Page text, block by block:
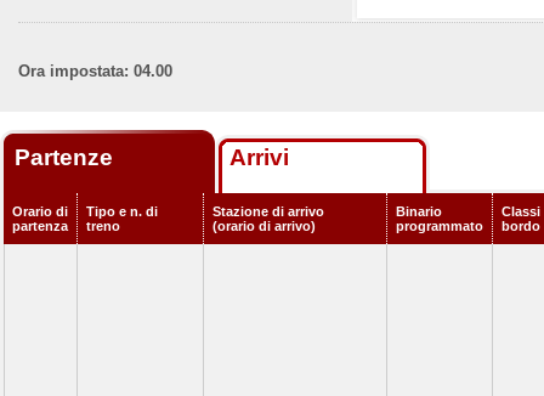
Ora impostata: 04.00
Partenze Arrivi
Orario di
partenza
Tipo e n. di
treno
Stazione di arrivo
(orario di arrivo)
Binario
programmato
Classi
bordo